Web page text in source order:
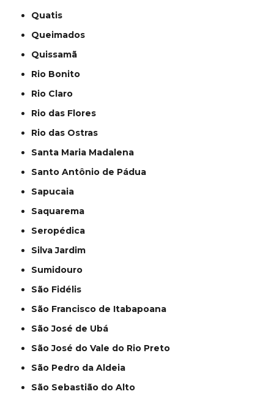
Quatis
Queimados
Quissamã
Rio Bonito
Rio Claro
Rio das Flores
Rio das Ostras
Santa Maria Madalena
Santo Antônio de Pádua
Sapucaia
Saquarema
Seropédica
Silva Jardim
Sumidouro
São Fidélis
São Francisco de Itabapoana
São José de Ubá
São José do Vale do Rio Preto
São Pedro da Aldeia
São Sebastião do Alto